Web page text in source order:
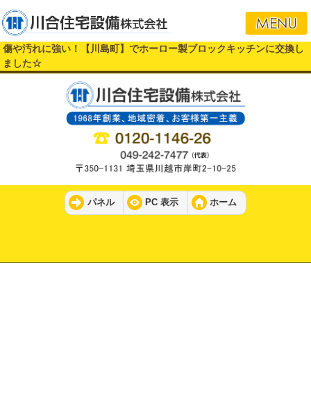
傷や汚れに強い！【川島町】でホーロー製ブロックキッチンに交換し
ました☆
パネル PC 表示 ホーム